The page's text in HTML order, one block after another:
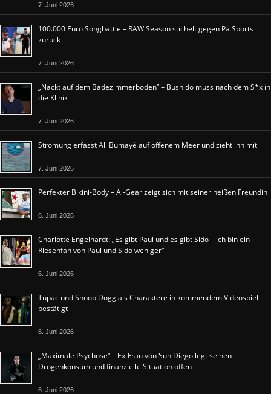
7. Juni 2026
100.000 Euro Songbattle – RAW Season stichelt gegen Pa Sports
zurück
7. Juni 2026
„Nackt auf dem Badezimmerboden“ – Bushido muss nach dem S*x in
die Klinik
7. Juni 2026
Strömung erfasst Ali Bumayé auf offenem Meer und zieht ihn mit
7. Juni 2026
Perfekter Bikini-Body – Al-Gear zeigt sich mit seiner heißen Freundin
6. Juni 2026
Charlotte Engelhardt: „Es gibt Paul und es gibt Sido – ich bin ein
Riesenfan von Paul und Sido weniger“
6. Juni 2026
Tupac und Snoop Dogg als Charaktere in kommendem Videospiel
bestätigt
6. Juni 2026
„Maximale Psychose“ – Ex-Frau von Sun Diego legt seinen
Drogenkonsum und finanzielle Situation offen
6. Juni 2026